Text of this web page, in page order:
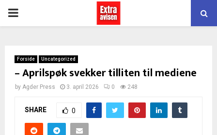
PRIMARY
Forside Uncategorized
– Aprilspøk svekker tilliten til mediene
by Agder Press 3. april 2026 0 248
SHARE 0